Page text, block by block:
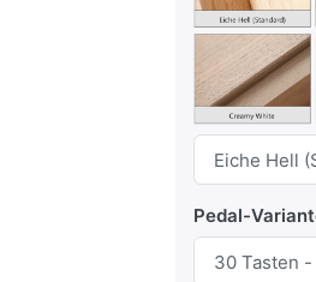
Pedal-